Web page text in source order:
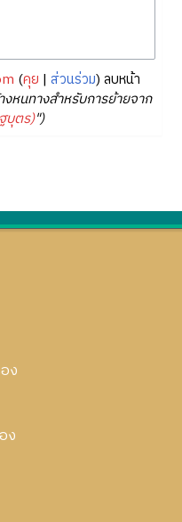
คุย ส่วนร่วม ลบหน้า
หนทางสำหรับการย้ายจาก
บุตร)")
ง
ง